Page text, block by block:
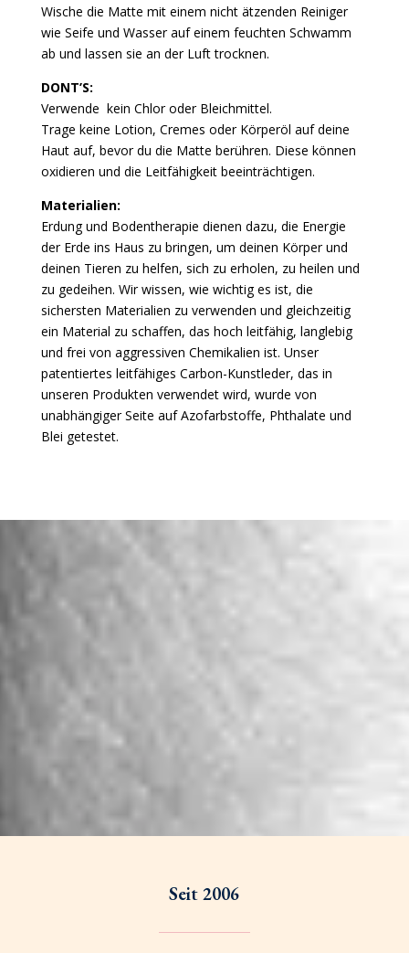
Wische die Matte mit einem nicht ätzenden Reiniger
wie Seife und Wasser auf einem feuchten Schwamm
ab und lassen sie an der Luft trocknen.
DONT’S:
Verwende kein Chlor oder Bleichmittel.
Trage keine Lotion, Cremes oder Körperöl auf deine
Haut auf, bevor du die Matte berühren. Diese können
oxidieren und die Leitfähigkeit beeinträchtigen.
Materialien:
Erdung und Bodentherapie dienen dazu, die Energie
der Erde ins Haus zu bringen, um deinen Körper und
deinen Tieren zu helfen, sich zu erholen, zu heilen und
zu gedeihen. Wir wissen, wie wichtig es ist, die
sichersten Materialien zu verwenden und gleichzeitig
ein Material zu schaffen, das hoch leitfähig, langlebig
und frei von aggressiven Chemikalien ist. Unser
patentiertes leitfähiges Carbon-Kunstleder, das in
unseren Produkten verwendet wird, wurde von
unabhängiger Seite auf Azofarbstoffe, Phthalate und
Blei getestet.
Seit 2006